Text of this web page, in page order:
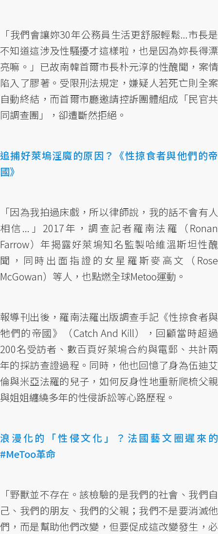
「我們會讓妳30年公務員生活更舒服輕鬆...市長是
不知道這涉及性騷擾才這樣啦，也是因為妳長得漂
亮嘛。」已故南韓首爾市長朴元淳的性醜聞，案情
陷入了膠著。受限刑法規定，嫌疑人若死亡則全案
自動終結，而首爾市廳邀請控訴團體組成「民官共
同調查團」，卻遭斷然拒絕。
追捕好萊塢淫魔的原因？《性掠食者與他們的帝
國》
「因為我拍過床戲，所以律師說，我的話不會有人
相信...」2017年，調查記者羅南法羅（Ronan
Farrow）年揭露好萊塢知名監製哈維溫斯坦性醜
聞，同時出面指證的女星羅斯麥高文（Rose
McGowan）等人，也點燃全球Metoo運動。
報導刊出後，羅南法羅出版調查手記《性掠食者與
牠們的帝國》（Catch And Kill），回顧當時超過
200名受訪者、數百頁好萊塢合約與電郵、共計兩
年的採訪查證過程。同時，他也回憶了身為伍迪艾
倫與米亞法羅的兒子，如何反身性地重新爬梳父親
與姐姐纏繞多年的性侵訴訟等心路歷程。
浪漫化的「性侵文化」？法國藝文圈遲來的
#MeToo革命
「野獸並不存在。該檢驗的是我們的社會、我們自
己、我們的朋友、我們的父親；我們不是要消滅他
們，而是幫助他們改變，但要促成這改變發生，必